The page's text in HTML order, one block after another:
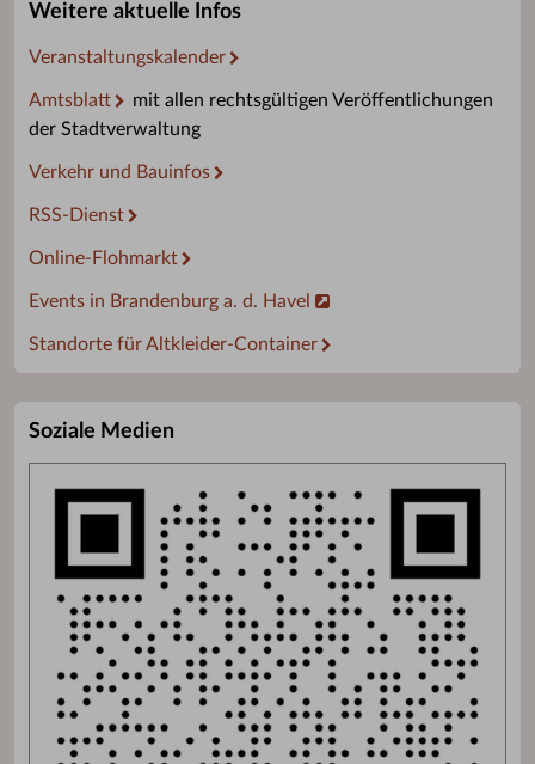
Weitere aktuelle Infos
Veranstaltungskalender
Amtsblatt
mit allen rechtsgültigen Veröffentlichungen
der Stadtverwaltung
Verkehr und Bauinfos
RSS-Dienst
Online-Flohmarkt
Events in Brandenburg a. d. Havel
Standorte für Altkleider-Container
Soziale Medien